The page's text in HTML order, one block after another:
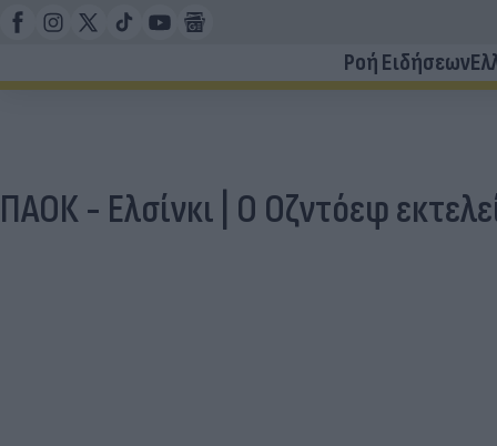
Ροή Ειδήσεων
ΠΑΟΚ - Ελσίνκι | Ο Οζντόεφ